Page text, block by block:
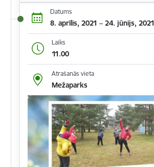
Datums
8. aprīlis, 2021 – 24. jūnijs, 2021
Laiks
11.00
Atrašanās vieta
Mežaparks